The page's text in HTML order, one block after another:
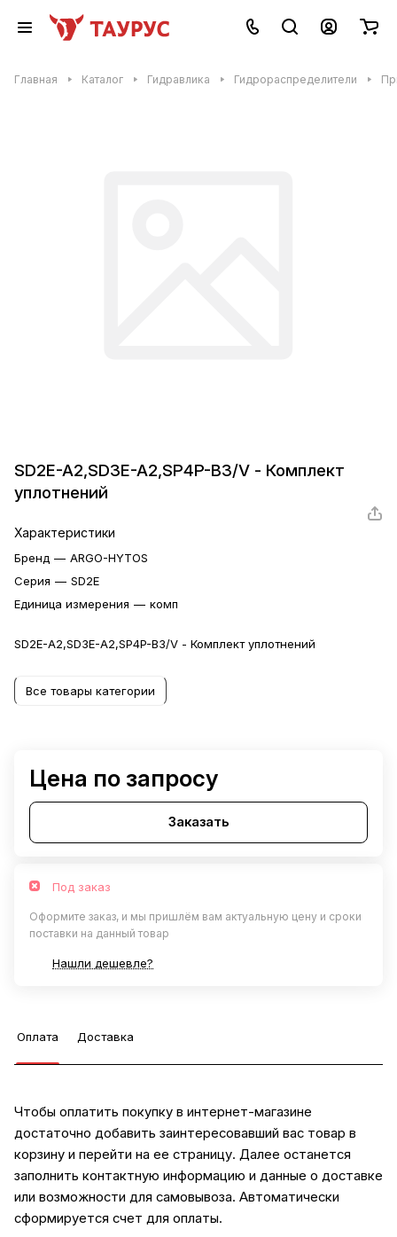
Главная Каталог Гидравлика Гидрораспределители
SD2E-A2,SD3E-A2,SP4P-B3/V - Комплект
уплотнений
Характеристики
Бренд — ARGO-HYTOS
Серия — SD2E
Единица измерения — комп
SD2E-A2,SD3E-A2,SP4P-B3/V - Комплект уплотнений
Все товары категории
Цена по запросу
Заказать
Под заказ
Оформите заказ, и мы пришлём вам актуальную цену и сроки
поставки на данный товар
Нашли дешевле?
Оплата Доставка
Чтобы оплатить покупку в интернет-магазине
достаточно добавить заинтересовавший вас товар в
корзину и перейти на ее страницу. Далее останется
заполнить контактную информацию и данные о доставке
или возможности для самовывоза. Автоматически
сформируется счет для оплаты.